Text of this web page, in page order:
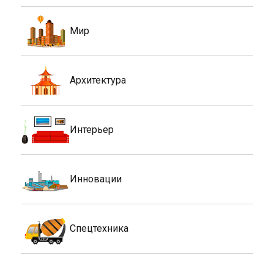
Мир
Архитектура
Интерьер
Инновации
Спецтехника